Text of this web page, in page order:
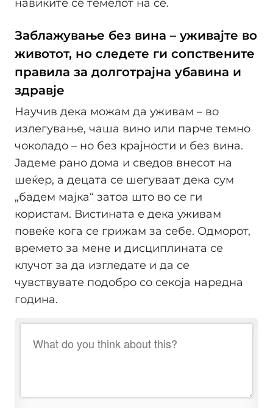
навиките се темелот на сè.
Заблажување без вина – уживајте во
животот, но следете ги сопствените
правила за долготрајна убавина и
здравје
Научив дека можам да уживам – во
излегување, чаша вино или парче темно
чоколадо – но без крајности и без вина.
Јадеме рано дома и сведов внесот на
шеќер, а децата се шегуваат дека сум
„бадем мајка“ затоа што во се ги
користам. Вистината е дека уживам
повеќе кога се грижам за себе. Одморот,
времето за мене и дисциплината се
клучот за да изгледате и да се
чувствувате подобро со секоја наредна
година.